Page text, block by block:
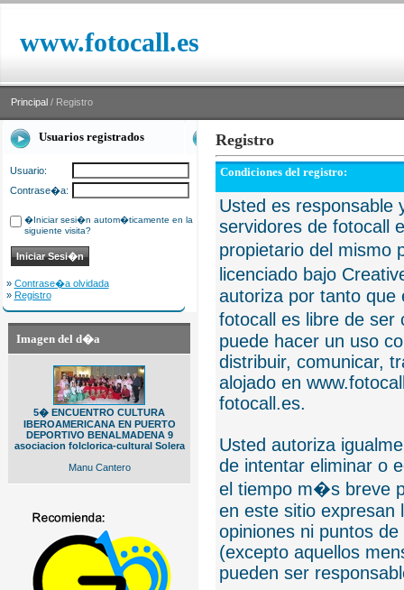
www.fotocall.es
Principal / Registro
Usuarios registrados
Usuario:
Contrase�a:
�Iniciar sesi�n autom�ticamente en la
siguiente visita?
» Contrase�a olvidada
» Registro
Imagen del d�a
5� ENCUENTRO CULTURA
IBEROAMERICANA EN PUERTO
DEPORTIVO BENALMADENA 9
asociacion folclorica-cultural Solera
Manu Cantero
Registro
Condiciones del registro:
Usted es responsable
servidores de fotocall
propietario del mismo
licenciado bajo
autoriza por tanto que
fotocall es libre de
puede hacer un uso
distribuir, comunicar,
alojado en
fotocall.es.
Usted autoriza
de intentar eliminar o
el tiempo m�s breve
en este sitio expresan
opiniones ni puntos
(excepto aquellos
pueden ser